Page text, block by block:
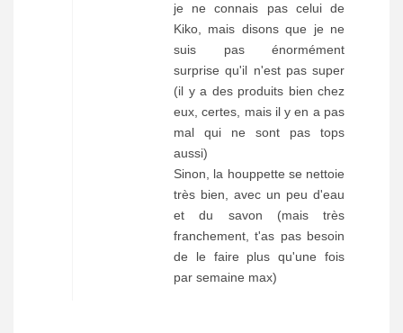
je ne connais pas celui de
Kiko, mais disons que je ne
suis pas énormément
surprise qu'il n'est pas super
(il y a des produits bien chez
eux, certes, mais il y en a pas
mal qui ne sont pas tops
aussi)
Sinon, la houppette se nettoie
très bien, avec un peu d'eau
et du savon (mais très
franchement, t'as pas besoin
de le faire plus qu'une fois
par semaine max)